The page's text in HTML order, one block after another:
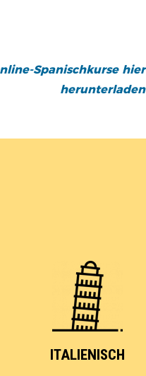
Spanischkurse hier
herunterladen
ITALIENISCH